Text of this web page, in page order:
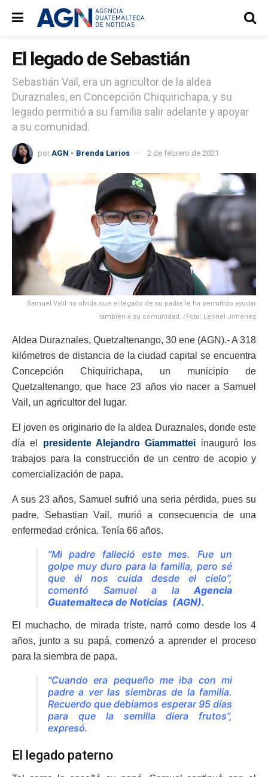
El legado de Sebastián
Sebastián Vail, era un agricultor de la aldea
Duraznales, en Concepción Chiquirichapa, y su
legado permitió a su familia salir adelante y apoyar
a su comunidad.
por AGN - Brenda Larios 2 de febrero de 2021
Samuel Valil no olvida que el legado de su padre le ha permitido ayudar
también a su comunidad. /Foto: Leonel Jiménez
Aldea Duraznales, Quetzaltenango, 30 ene (AGN).- A 318
kilómetros de distancia de la ciudad capital se encuentra
Concepción Chiquirichapa, un municipio de
Quetzaltenango, que hace 23 años vio nacer a Samuel
Vail, un agricultor del lugar.
El joven es originario de la aldea Duraznales, donde este
día el presidente Alejandro Giammattei inauguró los
trabajos para la construcción de un centro de acopio y
comercialización de papa.
A sus 23 años, Samuel sufrió una seria pérdida, pues su
padre, Sebastian Vail, murió a consecuencia de una
enfermedad crónica. Tenía 66 años.
“Mi padre falleció este mes. Fue un
golpe muy duro para la familia, pero sé
que él nos cuida desde el cielo”,
comentó Samuel a la Agencia
Guatemalteca de Noticias (AGN).
El muchacho, de mirada triste, narró como desde los 4
años, junto a su papá, comenzó a aprender el proceso
para la siembra de papa.
“Cuando era pequeño me iba con mi
padre a ver las siembras de la familia.
Recuerdo que debíamos esperar 95 días
para que la semilla diera frutos”,
expresó.
El legado paterno